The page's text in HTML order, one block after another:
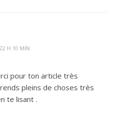
H 10 MIN
pour ton article très
pleins de choses très
te lisant .